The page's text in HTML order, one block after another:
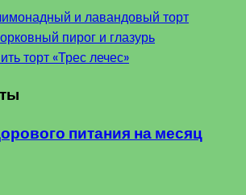
и лавандовый торт
пирог и глазурь
торт «Трес лечес»
питания на месяц